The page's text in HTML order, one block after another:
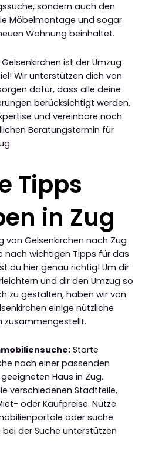
sondern auch den
Möbelmontage und sogar
Wohnung beinhaltet.
ist der Umzug
Wir unterstützen dich von
dafür, dass alle deine
berücksichtigt werden.
und vereinbare noch
Beratungstermin für
Tipps
in Zug
von Gelsenkirchen nach Zug
nach wichtigen Tipps für das
du hier genau richtig! Um dir
und dir den Umzug so
zu gestalten, haben wir von
einige nützliche
zusammengestellt.
Starte
nach einer passenden
Haus in Zug.
verschiedenen Stadtteile,
oder Kaufpreise. Nutze
oder suche
der Suche unterstützen